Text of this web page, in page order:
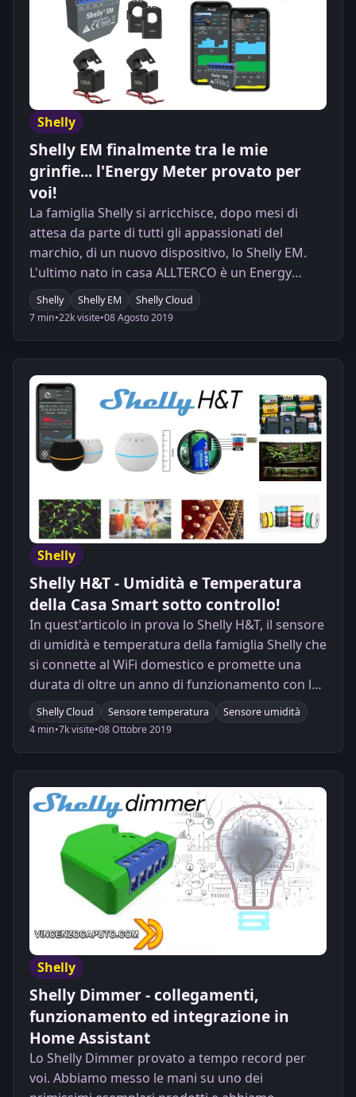
Shelly
Shelly EM finalmente tra le mie
grinfie... l'Energy Meter provato per
voi!
La famiglia Shelly si arricchisce, dopo mesi di
attesa da parte di tutti gli appassionati del
marchio, di un nuovo dispositivo, lo Shelly EM.
L'ultimo nato in casa ALLTERCO è un Energy
Meter con pinze amperometriche che
proveremo in questo articolo e nel video che
Shelly Shelly EM
Shelly Cloud
7 min•22k visite•08 Agosto 2019
Shelly
Shelly H&T - Umidità e Temperatura
della Casa Smart sotto controllo!
In quest'articolo in prova lo Shelly H&T, il sensore
di umidità e temperatura della famiglia Shelly che
si connette al WiFi domestico e promette una
durata di oltre un anno di funzionamento con la
batteria in dotazione.
Shelly Cloud Sensore temperatura
Sensore umidità
4 min•7k visite•08 Ottobre 2019
Shelly
Shelly Dimmer - collegamenti,
funzionamento ed integrazione in
Home Assistant
Lo Shelly Dimmer provato a tempo record per
voi. Abbiamo messo le mani su uno dei